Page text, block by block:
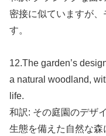
密接に似ていますが
す。
12.The garden’s
a natural woodland,
life.
和訳: その庭園のデザ
生態を備えた自然な森